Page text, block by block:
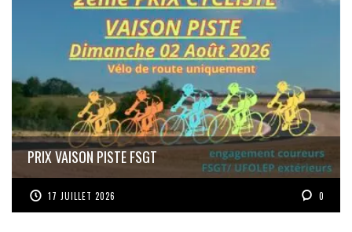
PRIX VAISON PISTE FSGT
17 JUILLET 2026 0